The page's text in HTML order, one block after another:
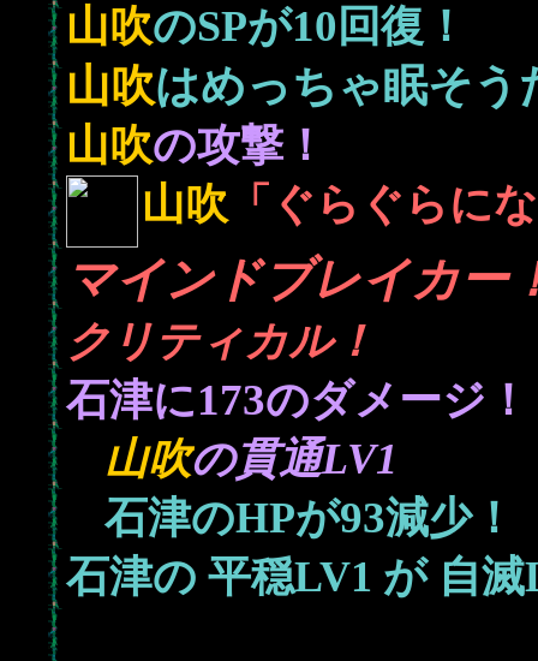
山吹のSPが10 回復！
山吹はめっちゃ眠そう
山吹の攻撃！
山吹 「ぐらぐらに
マインドブレイカー
クリティカル！
石津に173のダメージ！
山吹の貫通LV1
石津のHPが93減少！
石津の 平穏LV1 が 自